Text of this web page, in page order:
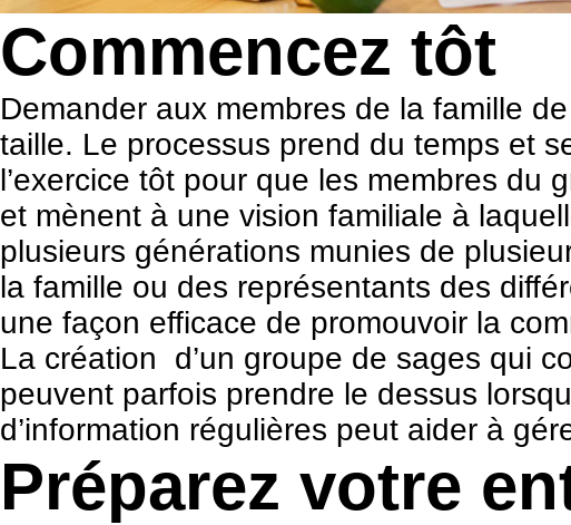
Commencez tôt
Demander aux membres de la famille
taille. Le processus prend du temps et
l’exercice tôt pour que les membres du
et mènent à une vision familiale à
plusieurs générations munies de
la famille ou des représentants des
une façon efficace de promouvoir la
La création d’un groupe de sages qui
peuvent parfois prendre le dessus
d’information régulières peut aider à
Préparez votre